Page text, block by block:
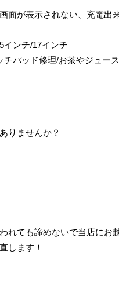
面が表示されない、充電出
インチ/17インチ
パッド修理/お茶やジュー
りませんか？
れても諦めないで当店にお
します！